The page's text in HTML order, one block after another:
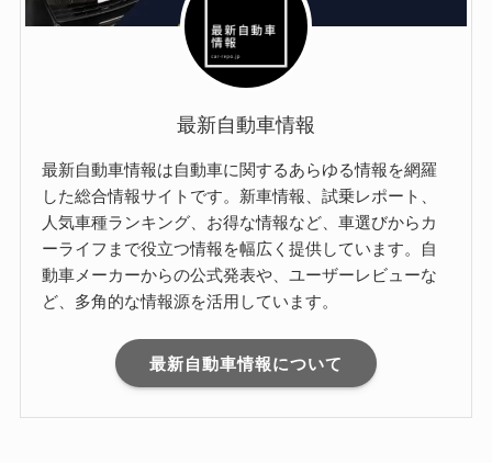
最新自動車情報
最新自動車情報は自動車に関するあらゆる情報を網羅
した総合情報サイトです。新車情報、試乗レポート、
人気車種ランキング、お得な情報など、車選びからカ
ーライフまで役立つ情報を幅広く提供しています。自
動車メーカーからの公式発表や、ユーザーレビューな
ど、多角的な情報源を活用しています。
最新自動車情報について